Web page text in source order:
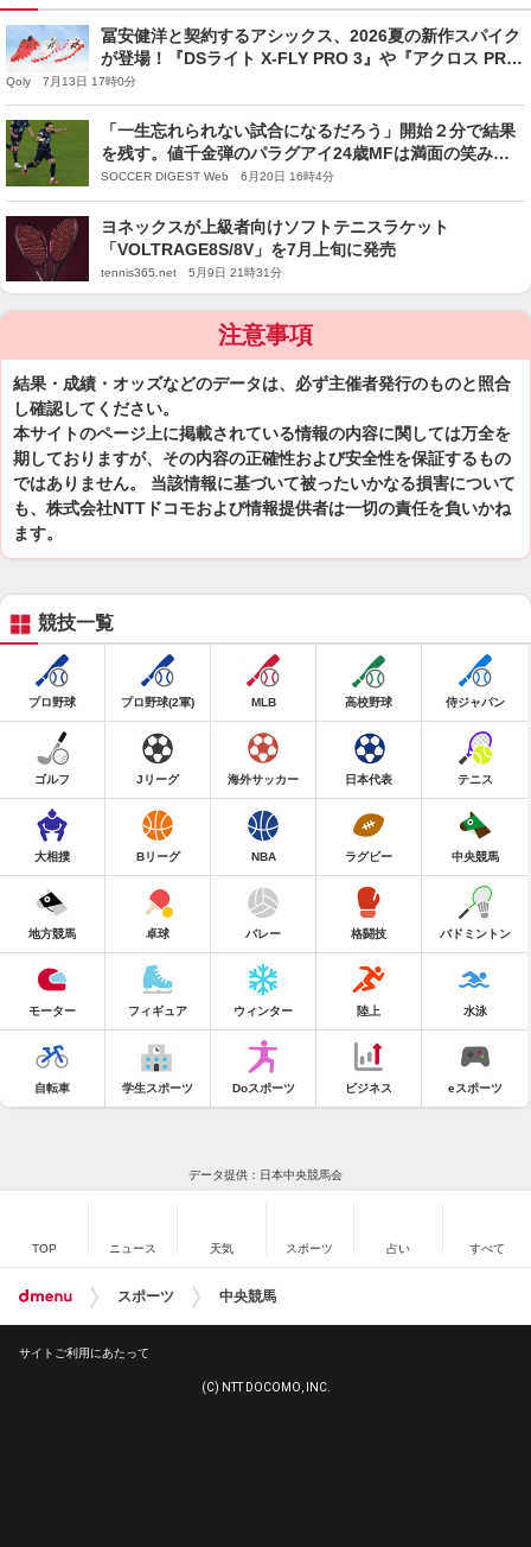
冨安健洋と契約するアシックス、2026夏の新作スパイク
が登場！『DSライト X-FLY PRO 3』や『アクロス PRO
3』など
Qoly 7月13日 17時0分
「一生忘れられない試合になるだろう」開始２分で結果
を残す。値千金弾のパラグアイ24歳MFは満面の笑み
「僕は本当に幸せ」【Ｗ杯】
SOCCER DIGEST Web 6月20日 16時4分
ヨネックスが上級者向けソフトテニスラケット
「VOLTRAGE8S/8V」を7月上旬に発売
tennis365.net 5月9日 21時31分
注意事項
結果・成績・オッズなどのデータは、必ず主催者発行のものと照合
し確認してください。
本サイトのページ上に掲載されている情報の内容に関しては万全を
期しておりますが、その内容の正確性および安全性を保証するもの
ではありません。 当該情報に基づいて被ったいかなる損害について
も、株式会社NTTドコモおよび情報提供者は一切の責任を負いかね
ます。
競技一覧
プロ野球 プロ野球(2軍) MLB 高校野球 侍ジャパン
ゴルフ Jリーグ 海外サッカー 日本代表 テニス
大相撲 Bリーグ NBA ラグビー 中央競馬
地方競馬 卓球 バレー 格闘技 バドミントン
モーター フィギュア ウィンター 陸上 水泳
自転車 学生スポーツ Doスポーツ ビジネス eスポーツ
データ提供：日本中央競馬会
TOP ニュース 天気 スポーツ 占い すべて
スポーツ 中央競馬
サイトご利用にあたって
(C) NTT DOCOMO, INC.